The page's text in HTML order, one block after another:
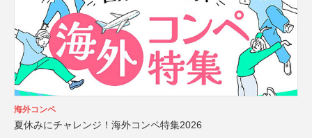
海外コンペ
夏休みにチャレンジ！海外コンペ特集2026